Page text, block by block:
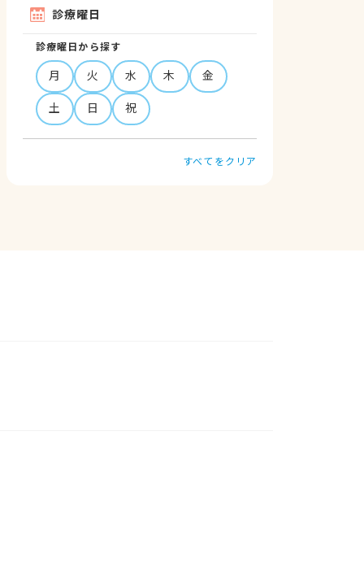
診療曜日
診療曜日から探す
月 火 水 木
金
土
日 祝
すべてをクリア